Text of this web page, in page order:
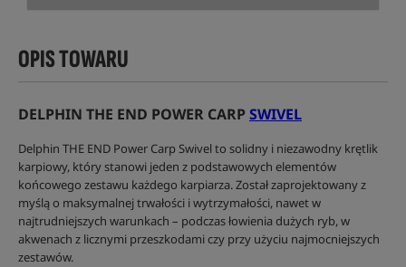
OPIS TOWARU
DELPHIN THE END POWER CARPSWIVEL
Delphin THE END Power Carp Swivel to solidny i niezawodny krętlik
karpiowy, który stanowi jeden z podstawowych elementów
końcowego zestawu każdego karpiarza. Został zaprojektowany z
myślą o maksymalnej trwałości i wytrzymałości, nawet w
najtrudniejszych warunkach – podczas łowienia dużych ryb, w
akwenach z licznymi przeszkodami czy przy użyciu najmocniejszych
zestawów.